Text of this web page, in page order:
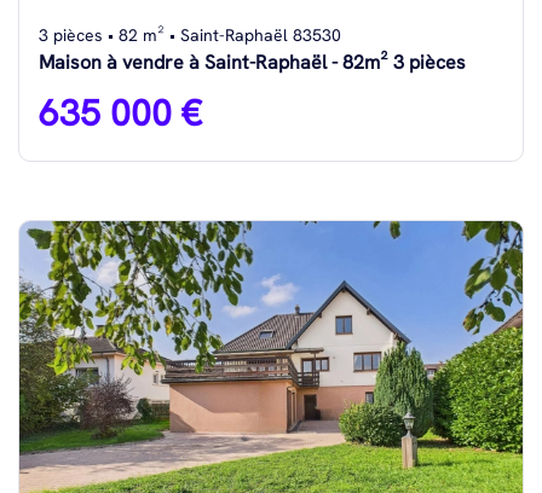
3 pièces • 82 m² • Saint-Raphaël 83530
Maison à vendre à Saint-Raphaël - 82m² 3 pièces
635 000 €